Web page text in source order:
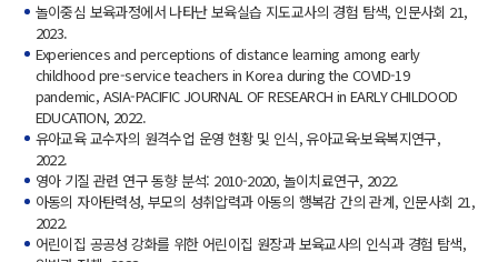
놀이중심 보육과정에서 나타난 보육실습 지도교사의 경험 탐색, 인문사회 21,
2023.
Experiences and perceptions of distance learning among early
childhood pre-service teachers in Korea during the COVID-19
pandemic, ASIA-PACIFIC JOURNAL OF RESEARCH in EARLY CHILDOOD
EDUCATION, 2022.
유아교육 교수자의 원격수업 운영 현황 및 인식, 유아교육·보육복지연구,
2022.
영아 기질 관련 연구 동향 분석: 2010-2020, 놀이치료연구, 2022.
아동의 자아탄력성, 부모의 성취압력과 아동의 행복감 간의 관계, 인문사회 21,
2022.
어린이집 공공성 강화를 위한 어린이집 원장과 보육교사의 인식과 경험 탐색,